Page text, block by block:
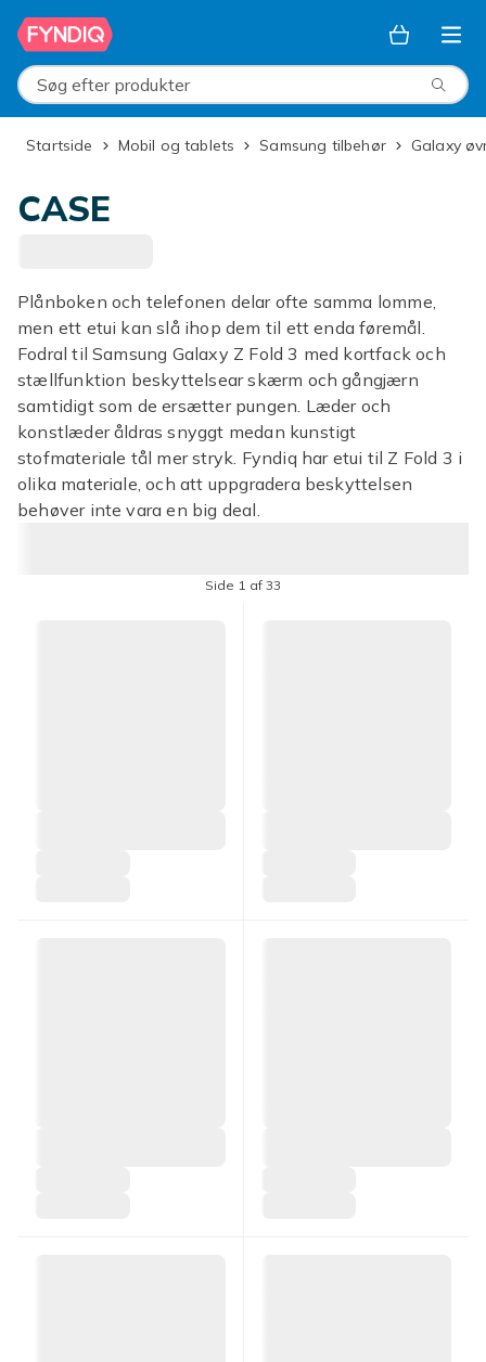
Spring til hovedindhold
Søg efter produkter
Startside Mobil og tablets Samsung tilbehør Galaxy
CASE
Plånboken och telefonen delar ofte samma lomme,
men ett etui kan slå ihop dem til ett enda føremål.
Fodral til Samsung Galaxy Z Fold 3 med kortfack och
stællfunktion beskyttelsear skærm och gångjærn
samtidigt som de ersætter pungen. Læder och
konstlæder åldras snyggt medan kunstigt
stofmateriale tål mer stryk. Fyndiq har etui til Z Fold 3 i
olika materiale, och att uppgradera beskyttelsen
behøver inte vara en big deal.
Side 1 af 33